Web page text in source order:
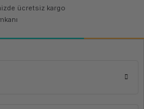
ücretsiz kargo